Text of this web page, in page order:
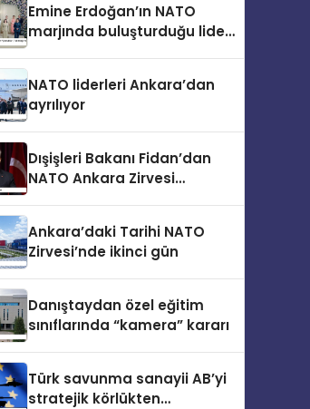
Emine Erdoğan’ın NATO
marjında buluşturduğu lider
NATO liderleri Ankara’dan
ayrılıyor
Dışişleri Bakanı Fidan’dan
NATO Ankara Zirvesi
Ankara’daki Tarihi NATO
Zirvesi’nde ikinci gün
Danıştaydan özel eğitim
sınıflarında “kamera” kararı
Türk savunma sanayii AB’yi
stratejik körlükten